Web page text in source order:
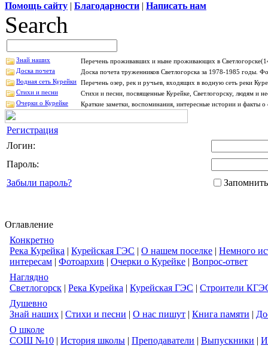
Помощь сайту | Благодарности | Написать нам
Search
Знай наших
Перечень проживавших и ныне проживающих в
Доска почета
Доска почета труженников Светлогорска за 1978-1985 годы.
Водная сеть Курейки Перечень озер, рек и ручьев, входящих в водную сеть реки
Стихи и песни
Стихи и песни, посвященные Курейке, Светлогорску, людям и
Очерки о Курейке
Краткие заметки, воспоминания, интересные истории и факты
Регистрация
Логин:
Пароль:
Забыли пароль?
Оглавление
Конкретно
Река Курейка | Курейская ГЭС | О нашем поселке | Немного
интересам | Фотоархив | Очерки о Курейке | Вопрос-ответ
Наглядно
Светлогорск | Река Курейка | Курейская ГЭС | Строители
Душевно
Знай наших | Стихи и песни | О нас пишут | Книга памяти |
О школе
СОШ №10 | История школы | Преподаватели | Выпускники |